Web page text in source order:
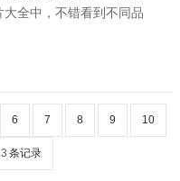
大全中，不错看到不同品
6 7 8 9 10
条记录